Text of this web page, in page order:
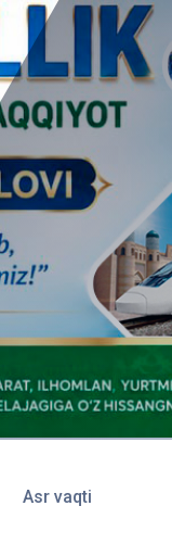
Asr vaqti